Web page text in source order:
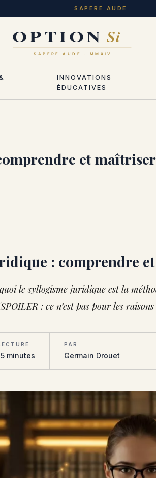
SAPERE AUDE
INNOVATIONS
ÉDUCATIVES
et maîtriser
: comprendre
le syllogisme juridique est la
: ce n’est pas pour les
minutes
PAR
Germain Drouet